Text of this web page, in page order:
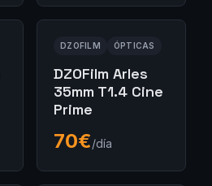
DZOFILM ÓPTICAS
DZOFilm Arles
35mm T1.4 Cine
Prime
70€/día